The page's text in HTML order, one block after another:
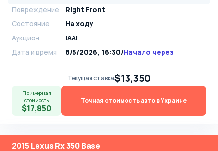
Повреждение
Right Front
Состояние
На ходу
Аукцион
IAAI
Дата и время
8/5/2026, 16:30/Начало через
Текущая ставка$13,350
Примерная
стоимость
$17,850
Точная стоимость авто в Украине
2015 Lexus Rx 350 Base